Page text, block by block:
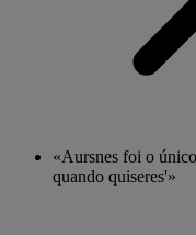
«Aursnes foi o
quando quiseres'»